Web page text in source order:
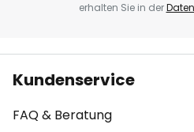
erhalten Sie in der
Kundenservice
FAQ & Beratung